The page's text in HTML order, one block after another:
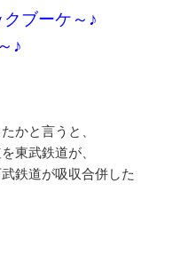
ブーケ～♪
♪
かと言うと、
東武鉄道が、
鉄道が吸収合併した